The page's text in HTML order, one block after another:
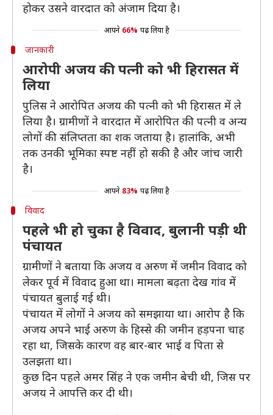
होकर उसने वारदात को अंजाम दिया है।
आपने 66% पढ़ लिया है
जानकारी
आरोपी अजय की पत्नी को भी हिरासत में
लिया
पुलिस ने आरोपित अजय की पत्नी को भी हिरासत में ले
लिया है। ग्रामीणों ने वारदात में आरोपित की पत्नी व अन्य
लोगों की संलिप्तता का शक जताया है। हालांकि, अभी
तक उनकी भूमिका स्पष्ट नहीं हो सकी है और जांच जारी
है।
आपने 83% पढ़ लिया है
विवाद
पहले भी हो चुका है विवाद, बुलानी पड़ी थी
पंचायत
ग्रामीणों ने बताया कि अजय व अरुण में जमीन विवाद को
लेकर पूर्व में विवाद हुआ था। मामला बढ़ता देख गांव में
पंचायत बुलाई गई थी।
पंचायत में लोगों ने अजय को समझाया था। आरोप है कि
अजय अपने भाई अरुण के हिस्से की जमीन हड़पना चाह
रहा था, जिसके कारण वह बार-बार भाई व पिता से
उलझता था।
कुछ दिन पहले अमर सिंह ने एक जमीन बेची थी, जिस पर
अजय ने आपत्ति कर दी थी।